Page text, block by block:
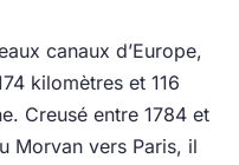
canaux d’Europe,
kilomètres et 116
Creusé entre 1784 et
Morvan vers Paris, il